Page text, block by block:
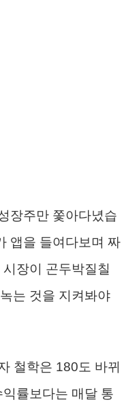
장주만 쫓아다녔습
앱을 들여다보며 짜
장이 곤두박질칠
는 것을 지켜봐야
철학은 180도 바뀌
률보다는 매달 통